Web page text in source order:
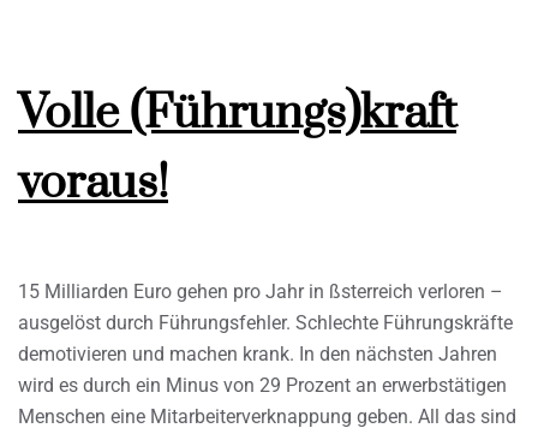
Volle (Führungs)kraft
voraus!
15 Milliarden Euro gehen pro Jahr in ßsterreich verloren –
ausgelöst durch Führungsfehler. Schlechte Führungskräfte
demotivieren und machen krank. In den nächsten Jahren
wird es durch ein Minus von 29 Prozent an erwerbstätigen
Menschen eine Mitarbeiterverknappung geben. All das sind